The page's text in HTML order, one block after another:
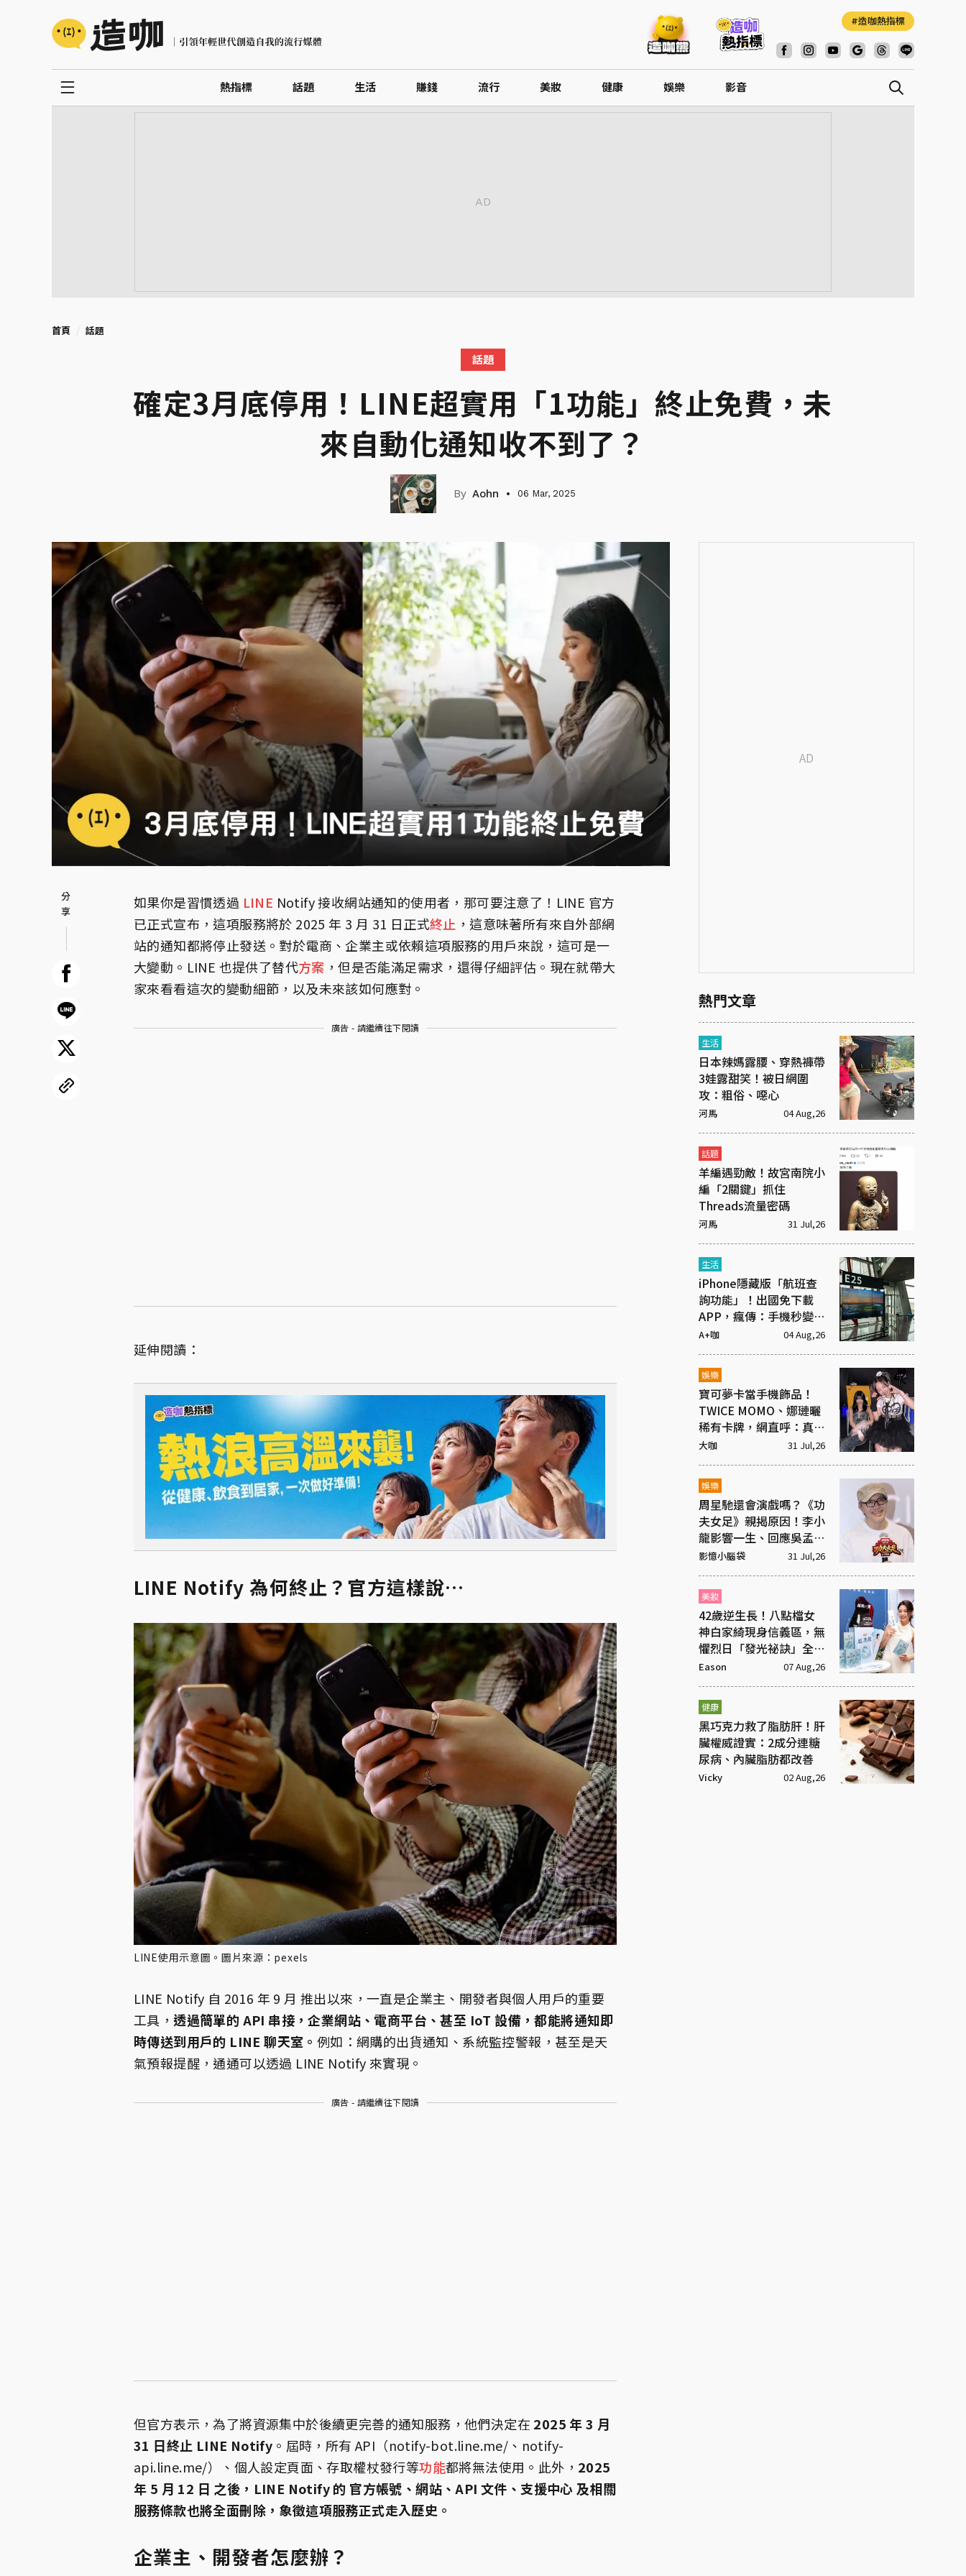
造咖熱指標
熱指標 話題 生活 賺錢 流行 美妝 健康 娛樂 影音
首頁 話題
話題
確定3月底停用！LINE超實用「1功能」終止免費，未
來自動化通知收不到了？
Aohn 06 Mar, 2025
如果你是習慣透過 LINE Notify 接收網站通知的使用者，那可要注意了！LINE 官方
已正式宣布，這項服務將於 2025 年 3 月 31 日正式終止 ，這意味著所有來自外部網
站的通知都將停止發送。對於電商、企業主或依賴這項服務的用戶來說，這可是一
大變動。LINE 也提供了替代方案 ，但是否能滿足需求，還得仔細評估。現在就帶大
家來看看這次的變動細節，以及未來該如何應對。
廣告 - 請繼續往下閱讀
延伸閱讀：
LINE Notify 為何終止？官方這樣說…
LINE使用示意圖。圖片來源：pexels
LINE Notify 自 2016 年 9 月 推出以來，一直是企業主、開發者與個人用戶的重要
工具，透過簡單的 API 串接，企業網站、電商平台、甚至 IoT 設備，都能將通知即
時傳送到用戶的 LINE 聊天室。 例如：網購的出貨通知、系統監控警報，甚至是天
氣預報提醒，通通可以透過 LINE Notify 來實現。
廣告 - 請繼續往下閱讀
但官方表示，為了將資源集中於後續更完善的通知服務，他們決定在 2025 年 3 月
31 日終止 LINE Notify 。屆時，所有 API（notify-bot.line.me/、notify-
api.line.me/）、個人設定頁面、存取權杖發行等功能都將無法使用。此外， 2025
年 5 月 12 日 之後，LINE Notify 的 官方帳號、網站、API 文件、支援中心 及相關
服務條款也將全面刪除，象徵這項服務正式走入歷史。
企業主、開發者怎麼辦？
熱門文章
生活
日本辣媽露腰、穿熱褲帶
3娃露甜笑！被日網圍
攻：粗俗、噁心
河馬 04 Aug,26
話題
羊編遇勁敵！故宮南院小
編「2關鍵」抓住
Threads流量密碼
河馬 31 Jul,26
生活
iPhone隱藏版「航班查
詢功能」！出國免下載
APP，瘋傳：手機秒變機
場看板
A+咖 04 Aug,26
娛樂
寶可夢卡當手機飾品！
TWICE MOMO、娜璉曬
稀有卡牌，網直呼：真奢
華
大咖 31 Jul,26
娛樂
周星馳還會演戲嗎？《功
夫女足》親揭原因！李小
龍影響一生、回應吳孟達
彩蛋
影憶小腦袋 31 Jul,26
美妝
42歲逆生長！八點檔女
神白家綺現身信義區，無
懼烈日「發光祕訣」全靠
這包
Eason 07 Aug,26
健康
黑巧克力救了脂肪肝！肝
臟權威證實：2成分連糖
尿病、內臟脂肪都改善
Vicky 02 Aug,26